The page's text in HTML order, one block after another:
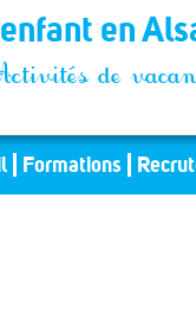
en
de
Formations